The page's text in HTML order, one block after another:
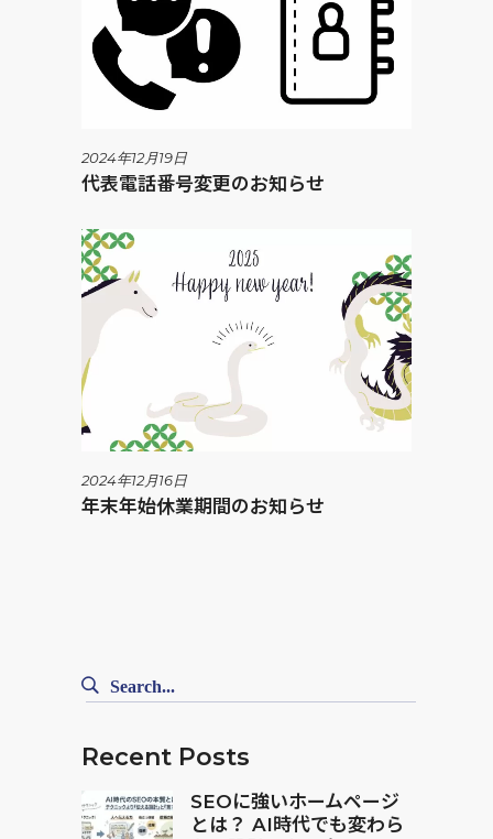
2024年12月19日
代表電話番号変更のお知らせ
2024年12月16日
年末年始休業期間のお知らせ
Search
for:
Recent Posts
SEOに強いホームページ
とは？ AI時代でも変わら